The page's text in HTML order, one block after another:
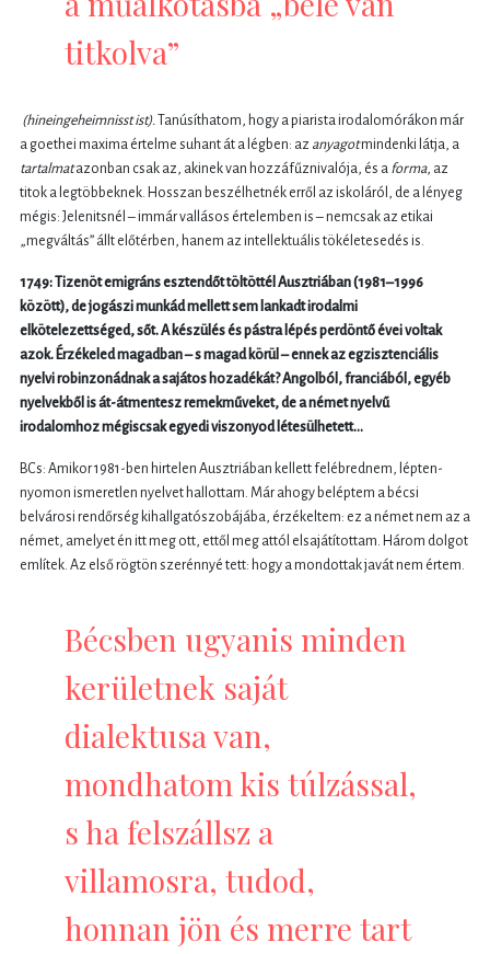
titkolva”
(hineingeheimnisst ist). Tanúsíthatom, hogy a piarista irodalomórákon már
a goethei maxima értelme suhant át a légben: az anyagotmindenki látja, a
tartalmatazonban csak az, akinek van hozzáfűznivalója, és a forma, az
titok a legtöbbeknek. Hosszan beszélhetnék erről az iskoláról, de a lényeg
mégis: Jelenitsnél – immár vallásos értelemben is – nemcsak az etikai
„megváltás” állt előtérben, hanem az intellektuális tökéletesedés is.
1749: Tizenöt emigráns esztendőt töltöttél Ausztriában (1981–1996
között), de jogászi munkád mellett sem lankadt irodalmi
elkötelezettséged, sőt. A készülés és pástra lépés perdöntő évei voltak
azok. Érzékeled magadban – s magad körül – ennek az egzisztenciális
nyelvi robinzonádnak a sajátos hozadékát? Angolból, franciából, egyéb
nyelvekből is át-átmentesz remekműveket, de a német nyelvű
irodalomhoz mégiscsak egyedi viszonyod létesülhetett…
BCs: Amikor 1981-ben hirtelen Ausztriában kellett felébrednem, lépten-
nyomon ismeretlen nyelvet hallottam. Már ahogy beléptem a bécsi
belvárosi rendőrség kihallgatószobájába, érzékeltem: ez a német nem az a
német, amelyet én itt meg ott, ettől meg attól elsajátítottam. Három dolgot
említek. Az első rögtön szerénnyé tett: hogy a mondottak javát nem értem.
Bécsben ugyanis minden
kerületnek saját
dialektusa van,
mondhatom kis túlzással,
s ha felszállsz a
villamosra, tudod,
honnan jön és merre tart